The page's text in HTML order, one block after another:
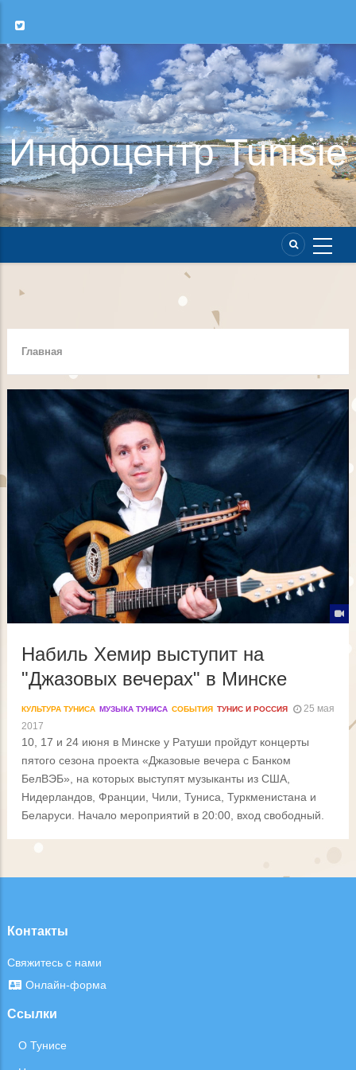
Инфоцентр Tunisie
навигации
Главная
Набиль Хемир выступит на
"Джазовых вечерах" в Минске
КУЛЬТУРА ТУНИСА МУЗЫКА ТУНИСА СОБЫТИЯ ТУНИС И РОССИЯ
25 мая
2017
10, 17 и 24 июня в Минске у Ратуши пройдут концерты
пятого сезона проекта «Джазовые вечера с Банком
БелВЭБ», на которых выступят музыканты из США,
Нидерландов, Франции, Чили, Туниса, Туркменистана и
Беларуси. Начало мероприятий в 20:00, вход свободный.
Контакты
Свяжитесь с нами
Онлайн-форма
Ссылки
О Тунисе